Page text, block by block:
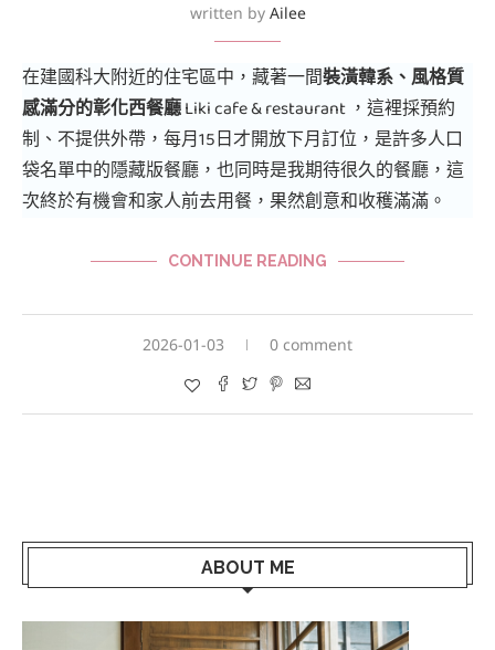
written by Ailee
在建國科大附近的住宅區中，藏著一間裝潢韓系、風格質
感滿分的彰化西餐廳Liki cafe & restaurant ，這裡採預約
制、不提供外帶，每月15日才開放下月訂位，是許多人口
袋名單中的隱藏版餐廳，也同時是我期待很久的餐廳，這
次終於有機會和家人前去用餐，果然創意和收穫滿滿。
CONTINUE READING
2026-01-03 0 comment
ABOUT ME